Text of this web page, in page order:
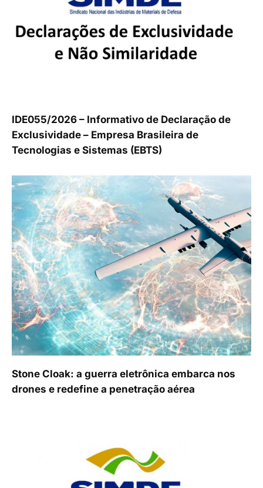
IDE055/2026 – Informativo de Declaração de
Exclusividade – Empresa Brasileira de
Tecnologias e Sistemas (EBTS)
Stone Cloak: a guerra eletrônica embarca nos
drones e redefine a penetração aérea